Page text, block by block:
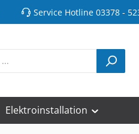
Service Hotline 03378 -
Elektroinstallation